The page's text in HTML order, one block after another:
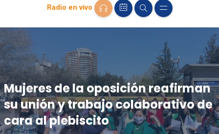
Radio en vivo
Mujeres de la oposición reafirman
su unión y trabajo colaborativo de
cara al plebiscito